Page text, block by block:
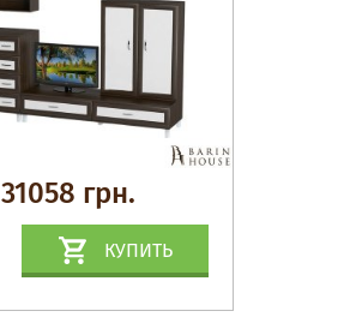
31058 грн.
КУПИТЬ